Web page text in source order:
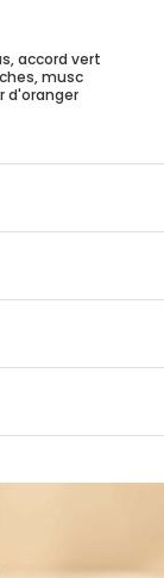
accord vert
musc
d'oranger